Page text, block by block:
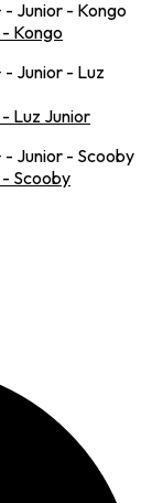
Kongo
Luz Junior
Scooby